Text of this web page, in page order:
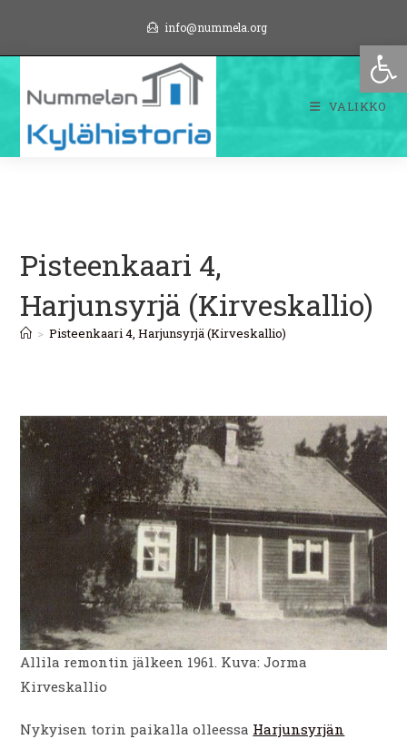
sisältöön
info@nummela.org
VALIKKO
Pisteenkaari 4,
Harjunsyrjä (Kirveskallio)
> Pisteenkaari 4, Harjunsyrjä (Kirveskallio)
Allila remontin jälkeen 1961. Kuva: Jorma
Kirveskallio
Nykyisen torin paikalla olleessa Harjunsyrjän